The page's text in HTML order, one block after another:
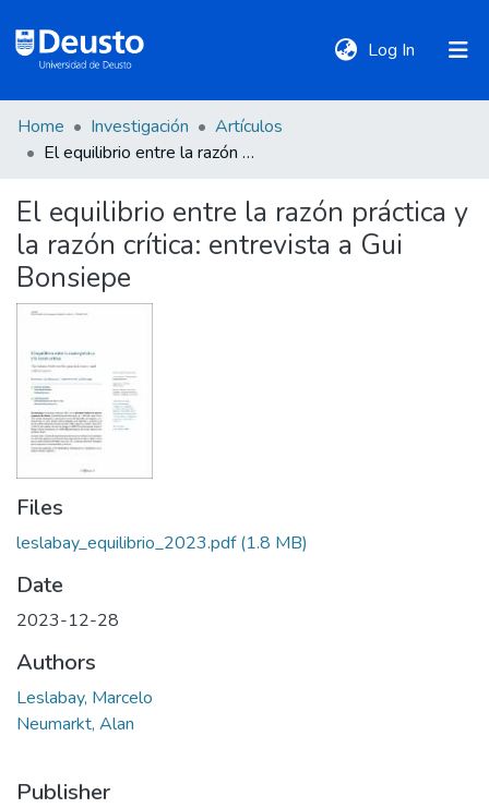
Log In (current)
DeustoTeka
Communities
&
Collections
Statistics
Policies
Home Investigación
Artículos
El equilibrio entre la razón práctica y la razón crítica: entrevista a Gui Bonsiepe
El equilibrio entre la razón práctica y
la razón crítica: entrevista a Gui
Bonsiepe
Files
leslabay_equilibrio_2023.pdf(1.8 MB)
Date
2023-12-28
Authors
Leslabay, Marcelo
Neumarkt, Alan
Publisher